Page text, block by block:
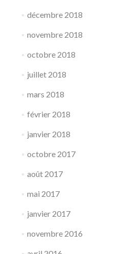
décembre 2018
novembre 2018
octobre 2018
juillet 2018
mars 2018
février 2018
janvier 2018
octobre 2017
août 2017
mai 2017
janvier 2017
novembre 2016